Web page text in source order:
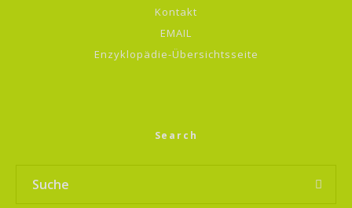
Kontakt
EMAIL
Enzyklopädie-Übersichtsseite
Search